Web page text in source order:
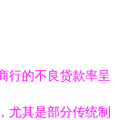
行的不良贷款率呈
尤其是部分传统制